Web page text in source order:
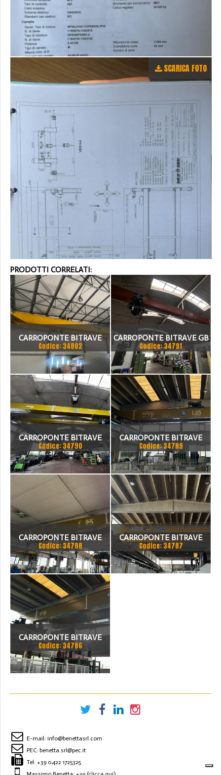
SCARICA FOTO
PRODOTTI CORRELATI:
CARROPONTE BITRAVE
MELONI 10 TON
SCARTAMENTO 18875 MM
ANNO 1980
Codice: 34802
CARROPONTE BITRAVE GB
8 TON SCARTAMENTO
17000 MM
Codice: 34791
CARROPONTE BITRAVE
MARTE 20 TON
SCARTAMENTO 17000 MM
ANNO 1997
Codice: 34790
CARROPONTE BITRAVE
MARTE 25 TON
SCARTAMENTO 16000 MM
Codice: 34789
CARROPONTE BITRAVE
MARTE 25 TON
SCARTAMENTO 14000 MM
Codice: 34788
CARROPONTE BITRAVE
SICC 30 TON
SCARTAMENTO 14000 MM
Codice: 34787
CARROPONTE BITRAVE
MARTE 50 TON
SCARTAMETO 16000 MM
Codice: 34786
E-mail: info@benettasrl.com
PEC: benetta.srl@pec.it
Tel: +39 0422 1725325